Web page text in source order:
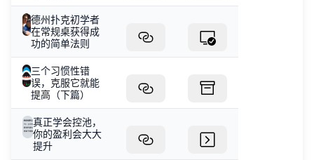
德州扑克初学者
在常规桌获得成
功的简单法则
三个习惯性错
误，克服它就能
提高（下篇）
真正学会控池，
你的盈利会大大
提升